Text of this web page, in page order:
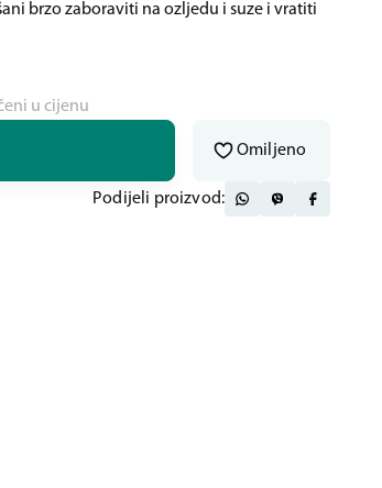
brzo zaboraviti na ozljedu i suze i vratiti
u cijenu
Omiljeno
Podijeli proizvod: